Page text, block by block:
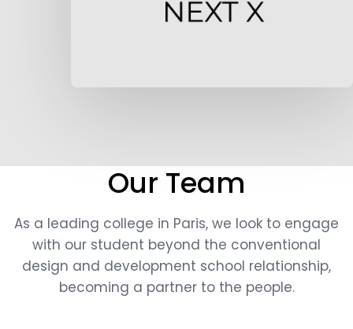
Our Team
As a leading college in Paris, we look to engage
with our student beyond the conventional
design and development school relationship,
becoming a partner to the people.